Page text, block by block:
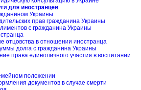
для иностранцев
Украины
прав гражданина Украины
с гражданина Украины
отцовства в отношении иностранца
долга с гражданина Украины
права единоличного участия в воспитании
положении
документов в случае смерти